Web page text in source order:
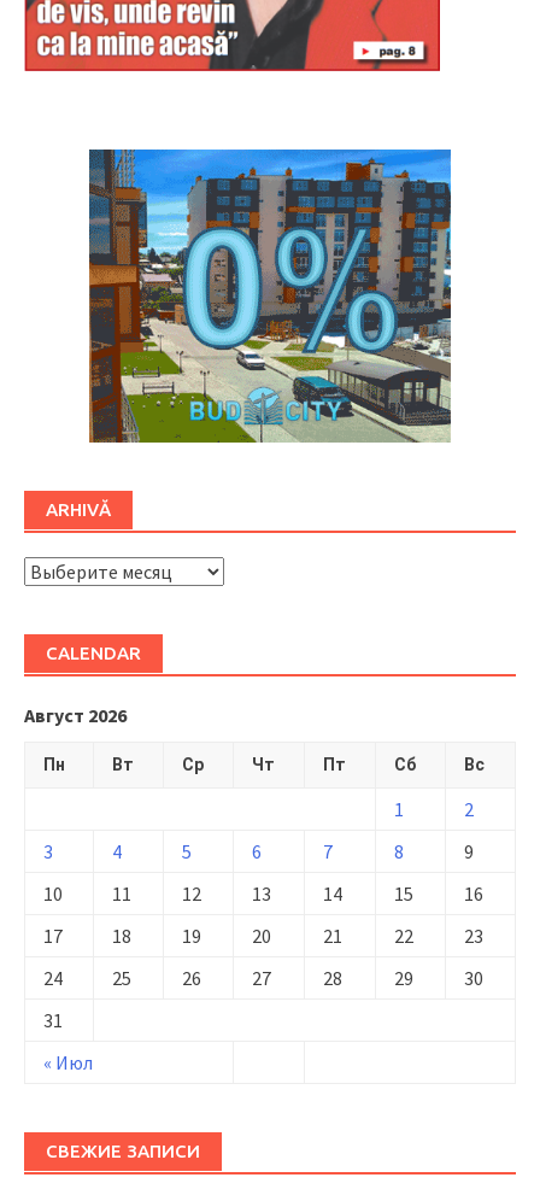
ARHIVĂ
ARHIVĂ
CALENDAR
Август 2026
Пн Вт Ср Чт Пт Сб Вс
« Июл
1
2
3
4 5 6 7 8
9
10
11 12 13 14 15
16
17
18 19 20 21 22
23
24
25 26 27 28 29
30
31
СВЕЖИЕ ЗАПИСИ